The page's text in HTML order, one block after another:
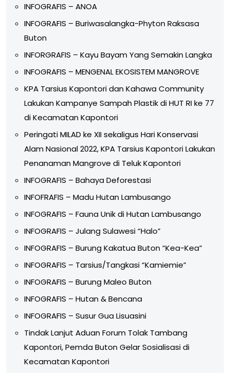
INFOGRAFIS – ANOA
INFOGRAFIS – Buriwasalangka-Phyton Raksasa
Buton
INFORGRAFIS – Kayu Bayam Yang Semakin Langka
INFOGRAFIS – MENGENAL EKOSISTEM MANGROVE
KPA Tarsius Kapontori dan Kahawa Community
Lakukan Kampanye Sampah Plastik di HUT RI ke 77
di Kecamatan Kapontori
Peringati MILAD ke XII sekaligus Hari Konservasi
Alam Nasional 2022, KPA Tarsius Kapontori Lakukan
Penanaman Mangrove di Teluk Kapontori
INFOGRAFIS – Bahaya Deforestasi
INFOFRAFIS – Madu Hutan Lambusango
INFOGRAFIS – Fauna Unik di Hutan Lambusango
INFOGRAFIS – Julang Sulawesi “Halo”
INFOGRAFIS – Burung Kakatua Buton “Kea-Kea”
INFOGRAFIS – Tarsius/Tangkasi “Kamiemie”
INFOGRAFIS – Burung Maleo Buton
INFOGRAFIS – Hutan & Bencana
INFOGRAFIS – Susur Gua Lisuasini
Tindak Lanjut Aduan Forum Tolak Tambang
Kapontori, Pemda Buton Gelar Sosialisasi di
Kecamatan Kapontori